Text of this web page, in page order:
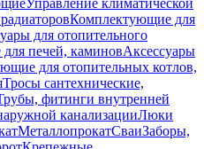
Управление климатической
Комплектующие для
для отопительного
печей, каминовАксессуары
для отопительных котлов,
Тросы сантехнические,
фитинги внутренней
канализацииЛюки
МеталлопрокатСваиЗаборы,